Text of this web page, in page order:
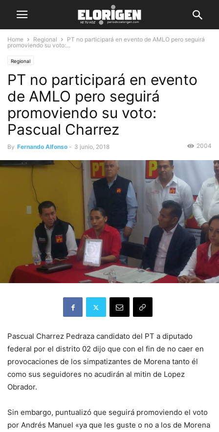
Home Regional
PT no participará en evento de AMLO pero seguirá
promoviendo su voto:...
Regional
PT no participará en evento
de AMLO pero seguirá
promoviendo su voto:
Pascual Charrez
By Fernando Alfonso - 3 junio, 2018 2004
Pascual Charrez Pedraza candidato del PT a diputado
federal por el distrito 02 dijo que con el fin de no caer en
provocaciones de los simpatizantes de Morena tanto él
como sus seguidores no acudirán al mitin de Lopez
Obrador.
Sin embargo, puntualizó que seguirá promoviendo el voto
por Andrés Manuel «ya que les guste o no a los de Morena